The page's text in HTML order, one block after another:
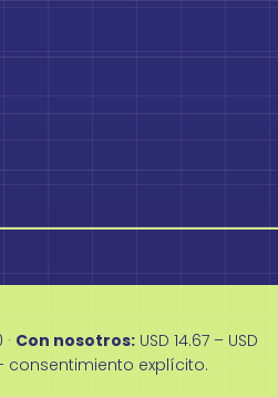
Con nosotros: USD 14.67 – USD
consentimiento explícito.